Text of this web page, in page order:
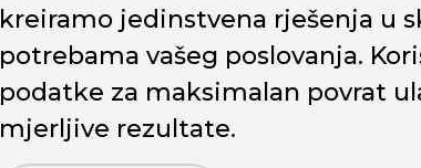
kreiramo jedinstvena rješenja u
potrebama vašeg poslovanja.
podatke za maksimalan povrat
mjerljive rezultate.